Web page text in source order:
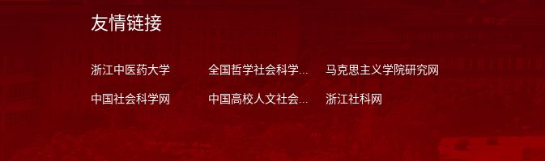
友情链接
浙江中医药大学 全国哲学社会科学... 马克思主义学院研究网
中国社会科学网 中国高校人文社会... 浙江社科网